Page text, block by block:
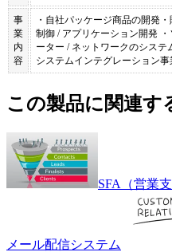
事
業
内
容
・自社パッケージ商品の開発
制御 / アプリケーション開発
ーター / ネットワークのシス
システムインテグレーション
この製品に関連す
SFA（営業
メール配信システム